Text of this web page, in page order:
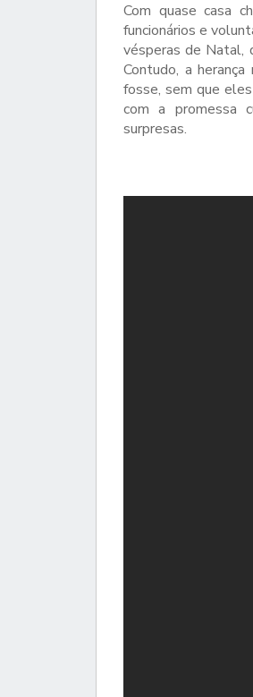
Com quase casa
funcionários e
vésperas de Natal,
Contudo, a
fosse, sem que
com a promessa
surpresas.